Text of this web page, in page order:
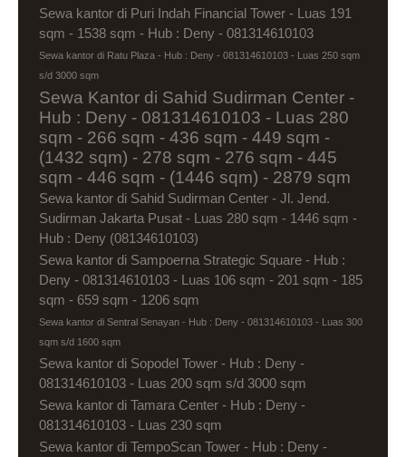
Sewa kantor di Puri Indah Financial Tower - Luas 191
sqm - 1538 sqm - Hub : Deny - 081314610103
Sewa kantor di Ratu Plaza - Hub : Deny - 081314610103 - Luas 250 sqm
s/d 3000 sqm
Sewa Kantor di Sahid Sudirman Center -
Hub : Deny - 081314610103 - Luas 280
sqm - 266 sqm - 436 sqm - 449 sqm -
(1432 sqm) - 278 sqm - 276 sqm - 445
sqm - 446 sqm - (1446 sqm) - 2879 sqm
Sewa kantor di Sahid Sudirman Center - Jl. Jend.
Sudirman Jakarta Pusat - Luas 280 sqm - 1446 sqm -
Hub : Deny (08134610103)
Sewa kantor di Sampoerna Strategic Square - Hub :
Deny - 081314610103 - Luas 106 sqm - 201 sqm - 185
sqm - 659 sqm - 1206 sqm
Sewa kantor di Sentral Senayan - Hub : Deny - 081314610103 - Luas 300
sqm s/d 1600 sqm
Sewa kantor di Sopodel Tower - Hub : Deny -
081314610103 - Luas 200 sqm s/d 3000 sqm
Sewa kantor di Tamara Center - Hub : Deny -
081314610103 - Luas 230 sqm
Sewa kantor di TempoScan Tower - Hub : Deny -